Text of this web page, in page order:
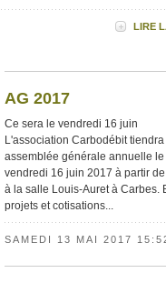
LIRE
AG 2017
Ce sera le vendredi 16 juin
L'association Carbodébit
assemblée générale annuelle le
vendredi 16 juin 2017 à partir
à la salle Louis-Auret à Carbes.
projets et cotisations...
SAMEDI 13 MAI 2017